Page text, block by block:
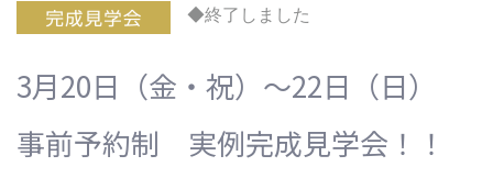
◆終了しました
3月20日（金・祝）～22日（日）
事前予約制 実例完成見学会！！